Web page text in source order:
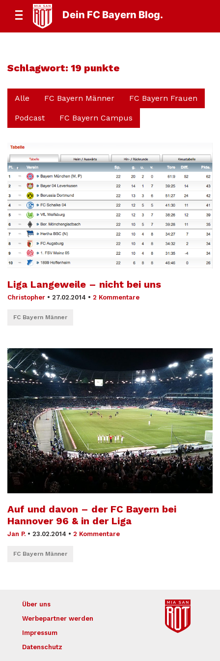
Dein FC Bayern Blog.
Schlagwort: 19 punkte
Alle FC Bayern Männer FC Bayern Frauen
Podcast FC Bayern Campus
Liga Langeweile – nicht bei uns
Christopher • 27.02.2014 • 2 Kommentare
FC Bayern Männer
Auf und davon – der FC Bayern bei
Hannover 96 & in der Liga
Jan P. • 23.02.2014 • 2 Kommentare
FC Bayern Männer
Über uns
Werbepartner werden
Impressum
Datenschutz